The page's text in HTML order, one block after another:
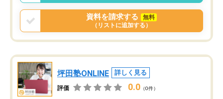
資料を請求する
無料
（リストに追加する）
坪田塾ONLINE 詳しく見る
評価 0.0 （0件）